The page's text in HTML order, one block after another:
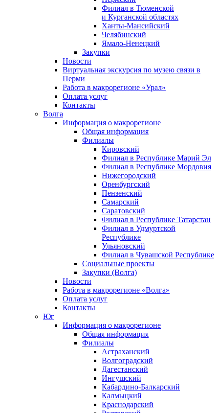
Филиал в Тюменской
и Курганской областях
Ханты-Мансийский
Челябинский
Ямало-Ненецкий
Закупки
Новости
Виртуальная экскурсия по музею связи в
Перми
Работа в макрорегионе «Урал»
Оплата услуг
Контакты
Волга
Информация о макрорегионе
Общая информация
Филиалы
Кировский
Филиал в Республике Марий Эл
Филиал в Республике Мордовия
Нижегородский
Оренбургский
Пензенский
Самарский
Саратовский
Филиал в Республике Татарстан
Филиал в Удмуртской
Республике
Ульяновский
Филиал в Чувашской Республике
Социальные проекты
Закупки (Волга)
Новости
Работа в макрорегионе «Волга»
Оплата услуг
Контакты
Юг
Информация о макрорегионе
Общая информация
Филиалы
Астраханский
Волгоградский
Дагестанский
Ингушский
Кабардино-Балкарский
Калмыцкий
Краснодарский